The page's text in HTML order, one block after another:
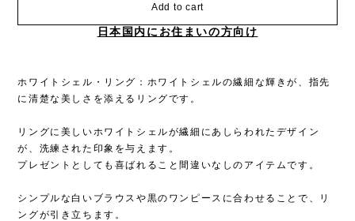
Add to cart
日本国内にお住まいの方向け
ホワイトシェル・リング：ホワイトシェルの繊細な輝きが、指先
に清楚な美しさを添えるリングです。
リングに美しいホワイトシェルが繊細にあしらわれたデザイン
が、洗練された印象を与えます。
プレゼントとしても喜ばれること間違いなしのアイテムです。
シンプルな白いブラウスや黒のワンピースに合わせることで、リ
ングが引き立ちます。